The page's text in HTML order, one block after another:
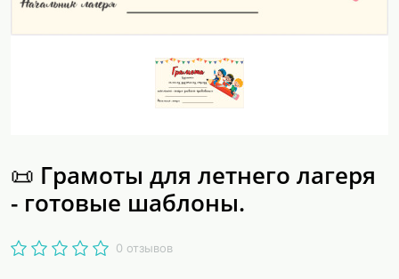
📜 Грамоты для летнего лагеря
- готовые шаблоны.
0 отзывов